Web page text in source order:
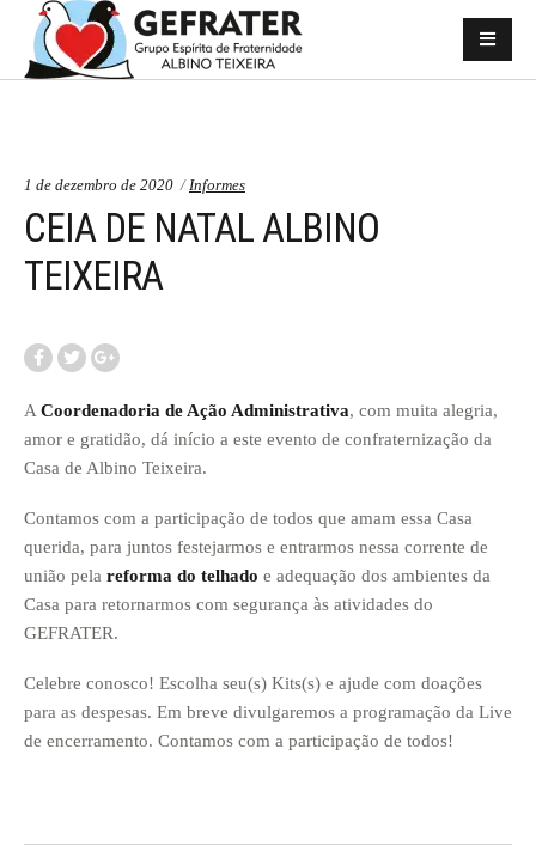
1 de dezembro de 2020 Categorias:
Informes
CEIA DE NATAL ALBINO
TEIXEIRA
A Coordenadoria de Ação Administrativa, com muita alegria,
amor e gratidão, dá início a este evento de confraternização da
Casa de Albino Teixeira.
Contamos com a participação de todos que amam essa Casa
querida, para juntos festejarmos e entrarmos nessa corrente de
união pela reforma do telhado e adequação dos ambientes da
Casa para retornarmos com segurança às atividades do
GEFRATER.
Celebre conosco! Escolha seu(s) Kits(s) e ajude com doações
para as despesas. Em breve divulgaremos a programação da Live
de encerramento. Contamos com a participação de todos!